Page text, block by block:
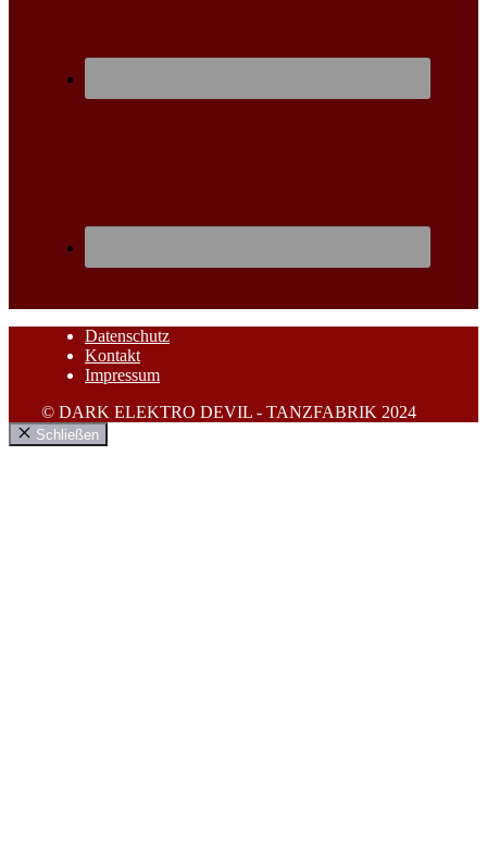
Datenschutz
Kontakt
Impressum
© DARK ELEKTRO DEVIL - TANZFABRIK 2024
Schließen